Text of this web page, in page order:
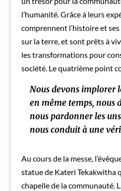
l’humanité. Grâce à leurs
comprennent l’histoire et
sur la terre, et sont prêts à
les transformations pour
société. Le quatrième point
Nous devons implorer
en même temps, nous
nous pardonner les
nous conduit à une
Au cours de la messe,
statue de Kateri Tekakwitha
chapelle de la communauté.